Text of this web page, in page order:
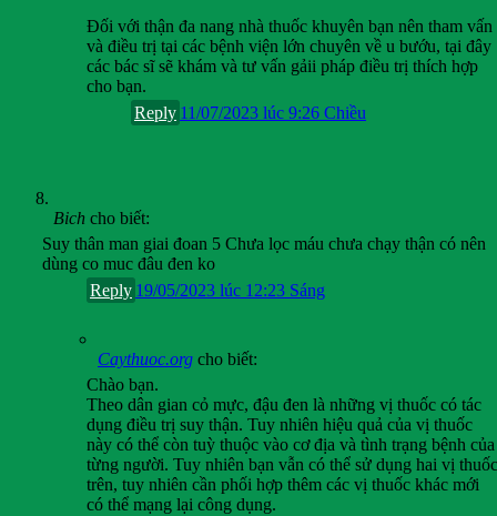
Đối với thận đa nang nhà thuốc khuyên bạn nên tham vấn
và điều trị tại các bệnh viện lớn chuyên về u bướu, tại đây
các bác sĩ sẽ khám và tư vấn gảii pháp điều trị thích hợp
cho bạn.
11/07/2023 lúc 9:26 Chiều
Reply
Bich cho biết:
Suy thân man giai đoan 5 Chưa lọc máu chưa chạy thận có nên
dùng co muc đâu đen ko
19/05/2023 lúc 12:23 Sáng
Reply
Caythuoc.org cho biết:
Chào bạn.
Theo dân gian cỏ mực, đậu đen là những vị thuốc có tác
dụng điều trị suy thận. Tuy nhiên hiệu quả của vị thuốc
này có thể còn tuỳ thuộc vào cơ địa và tình trạng bệnh của
từng người. Tuy nhiên bạn vẫn có thể sử dụng hai vị thuốc
trên, tuy nhiên cần phối hợp thêm các vị thuốc khác mới
có thể mạng lại công dụng.